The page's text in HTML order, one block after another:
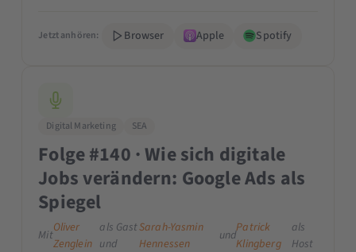
Jetzt anhören: Browser Apple Spotify
Digital Marketing SEA
Folge #140 · Wie sich digitale
Jobs verändern: Google Ads als
Spiegel
Mit
Oliver
Zenglein
als Gast
und
Sarah-Yasmin
Hennessen
und
Patrick
Klingberg
als
Host